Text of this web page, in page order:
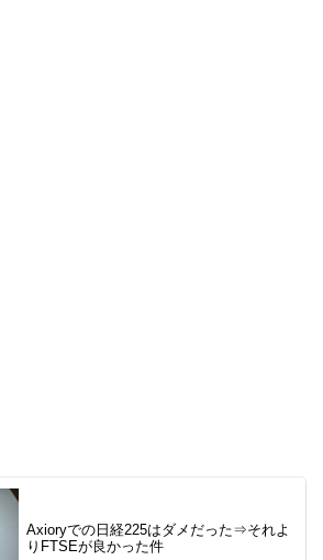
Axioryでの日経225はダメだった⇒それよ
りFTSEが良かった件